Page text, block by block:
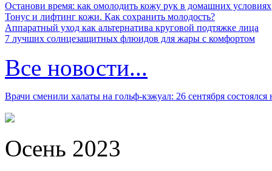
Останови время: как омолодить кожу рук в домашних условиях
Тонус и лифтинг кожи. Как сохранить молодость?
Аппаратный уход как альтернатива круговой подтяжке лица
7 лучших солнцезащитных флюидов для жары с комфортом
Все новости...
Врачи сменили халаты на гольф-кэжуал: 26 сентября
Осень 2023